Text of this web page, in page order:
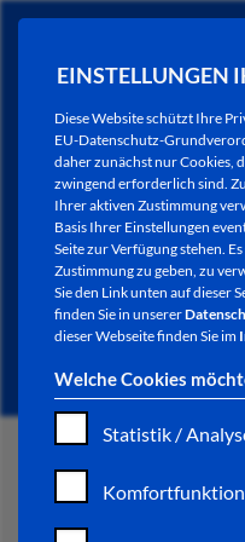
EINSTELLUNGEN
Diese Website schützt Ihre
EU-Datenschutz-
daher zunächst nur Cookies,
zwingend erforderlich sind.
Ihrer aktiven Zustimmung
Basis Ihrer Einstellungen
Seite zur Verfügung stehen.
Zustimmung zu geben, zu
Sie den Link unten auf dieser
finden Sie in unserer
dieser Webseite finden Sie im
Welche Cookies
Statistik /
START